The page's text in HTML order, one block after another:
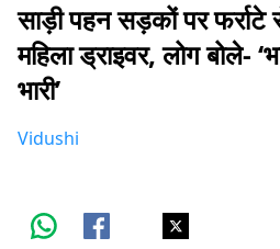
साड़ी पहन सड़कों पर
महिला ड्राइवर, लोग बोले-
भारी’
Vidushi